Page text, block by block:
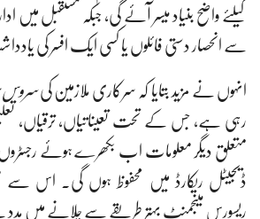
کیلئے واضح بنیاد میسر آئے گی، جبکہ مستقبل میں
سے انحصار دستی فائلوں یا کسی ایک افسر کی
انہوں نے مزید بتایا کہ سرکاری ملازمین کیسروس
رہی ہے، جس کے تحت تعیناتیاں، ترقیاں،
متعلق دیگر معلومات اب بکھرے ہوئے
ڈیجیٹل ریکارڈ میں محفوظ ہوں گی۔ اس سے
ریسورس مینجمنٹ بہتر طریقے سے چلانے میں مدد